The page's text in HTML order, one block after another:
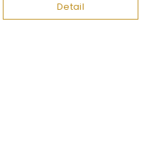
Detail